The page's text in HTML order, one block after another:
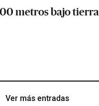
metros bajo tierra
Ver más entradas